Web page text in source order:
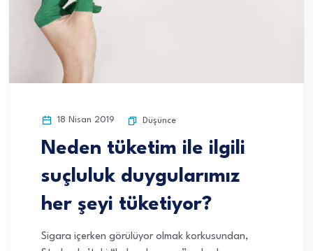
18 Nisan 2019 Düşünce
Neden tüketim ile ilgili
suçluluk duygularımız
her şeyi tüketiyor?
Sigara içerken görülüyor olmak korkusundan,